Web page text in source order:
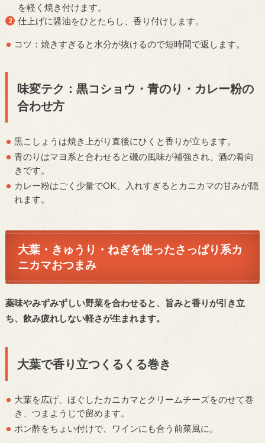
を軽く焼き付けます。
仕上げに醤油をひとたらし、香り付けします。
コツ：焼きすぎると水分が抜けるので短時間で返します。
味変テク：黒コショウ・青のり・カレー粉の
合わせ方
黒こしょうは焼き上がり直後にひくと香りが立ちます。
青のりはマヨ系と合わせると磯の風味が補強され、酒の肴向
きです。
カレー粉はごく少量でOK、入れすぎるとカニカマの甘みが隠
れます。
大葉・きゅうり・ねぎを使ったさっぱり系カ
ニカマおつまみ
薬味やみずみずしい野菜を合わせると、旨みと香りが引き立
ち、飲み疲れしない軽さが生まれます。
大葉で香り立つくるくる巻き
大葉を広げ、ほぐしたカニカマとクリームチーズをのせて巻
き、つまようじで留めます。
ポン酢をちょい付けで、ワインにも合う前菜風に。